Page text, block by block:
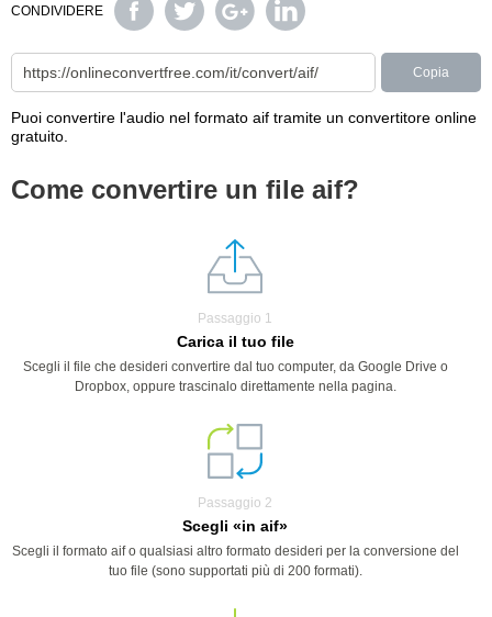
CONDIVIDERE
Copia
Puoi convertire l'audio nel formato aif tramite un convertitore online
gratuito.
Come convertire un file aif?
Passaggio 1
Carica il tuo file
Scegli il file che desideri convertire dal tuo computer, da Google Drive o
Dropbox, oppure trascinalo direttamente nella pagina.
Passaggio 2
Scegli «in aif»
Scegli il formato aif o qualsiasi altro formato desideri per la conversione del
tuo file (sono supportati più di 200 formati).